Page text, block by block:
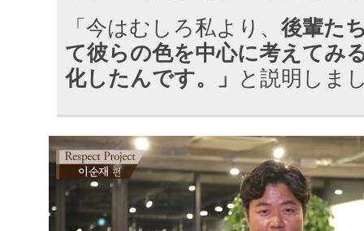
「今はむしろ私より、 後輩た
て彼らの色を中心に考えてみ
化したんです。」 と説明しま